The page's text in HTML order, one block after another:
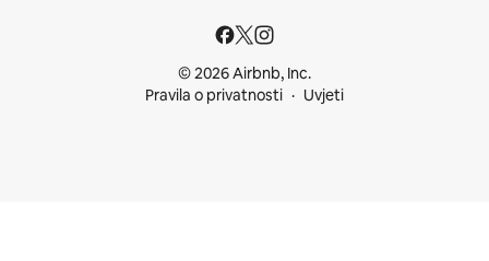
© 2026 Airbnb, Inc.
Pravila o privatnosti
Uvjeti